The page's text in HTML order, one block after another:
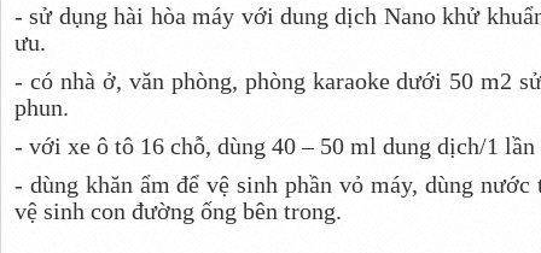
- sử dụng hài hòa máy với dung dịch Nano khử
ưu.
- có nhà ở, văn phòng, phòng karaoke dưới 50 m2
phun.
- với xe ô tô 16 chỗ, dùng 40 – 50 ml dung dịch/1
- dùng khăn ẩm để vệ sinh phần vỏ máy, dùng
vệ sinh con đường ống bên trong.